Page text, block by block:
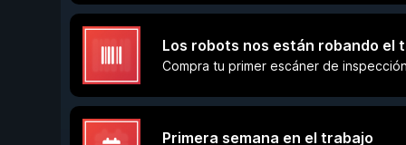
Los robots nos están robando el
Compra tu primer escáner de
Primera semana en el trabajo